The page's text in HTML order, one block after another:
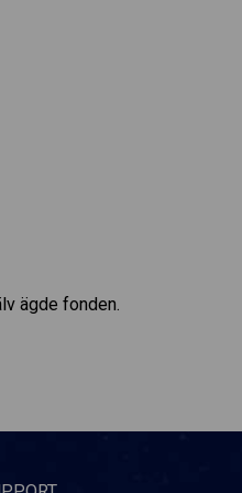
ägde fonden.